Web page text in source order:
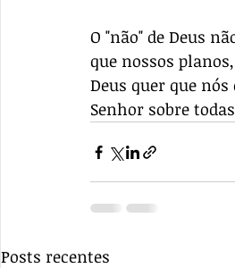
O "não" de Deus
que nossos
Deus quer que
Senhor sobre
Posts recentes